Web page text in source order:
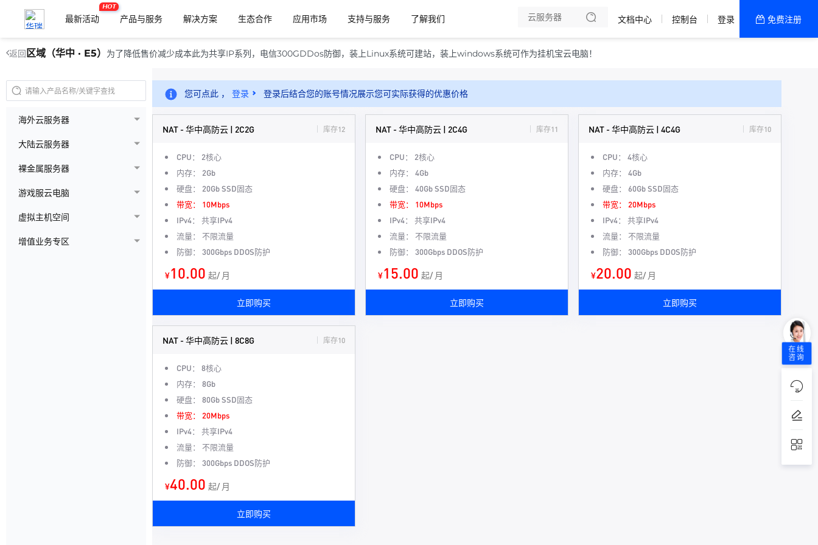
最新活动
HOT
产品与服务 解决方案 生态合作 应用市场 支持与服务
了解我们
文档中心 控制台 登录 免费注册
返回 区域（华中 · E5） 为了降低售价减少成本此为共享IP系列，电信300GDDos防御，装上Linux系统可建站，装上windows系统可作为挂机宝云电脑！
海外云服务器
大陆云服务器
裸金属服务器
游戏服云电脑
虚拟主机空间
增值业务专区
您可点此 ， 登录 登录后结合您的账号情况展示您可实际获得的优惠价格
NAT - 华中高防云 | 2C2G 库存12
CPU：
2核心
内存：
2Gb
硬盘：
20Gb SSD固态
带宽：
10Mbps
IPv4：
共享IPv4
流量：
不限流量
防御：
300Gbps DDOS防护
¥10.00 起/ 月
立即购买
NAT - 华中高防云 | 2C4G 库存11
CPU：
2核心
内存：
4Gb
硬盘：
40Gb SSD固态
带宽：
10Mbps
IPv4：
共享IPv4
流量：
不限流量
防御：
300Gbps DDOS防护
¥15.00 起/ 月
立即购买
NAT - 华中高防云 | 4C4G 库存10
CPU：
4核心
内存：
4Gb
硬盘：
60Gb SSD固态
带宽：
20Mbps
IPv4：
共享IPv4
流量：
不限流量
防御：
300Gbps DDOS防护
¥20.00 起/ 月
立即购买
NAT - 华中高防云 | 8C8G 库存10
CPU：
8核心
内存：
8Gb
硬盘：
80Gb SSD固态
带宽：
20Mbps
IPv4：
共享IPv4
流量：
不限流量
防御：
300Gbps DDOS防护
¥40.00 起/ 月
立即购买
在线
咨询